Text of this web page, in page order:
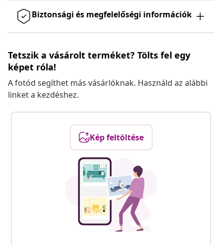
Biztonsági és megfelelőségi információk
Tetszik a vásárolt terméket? Tölts fel egy
képet róla!
A fotód segíthet más vásárlóknak. Használd az alábbi
linket a kezdéshez.
Kép feltöltése